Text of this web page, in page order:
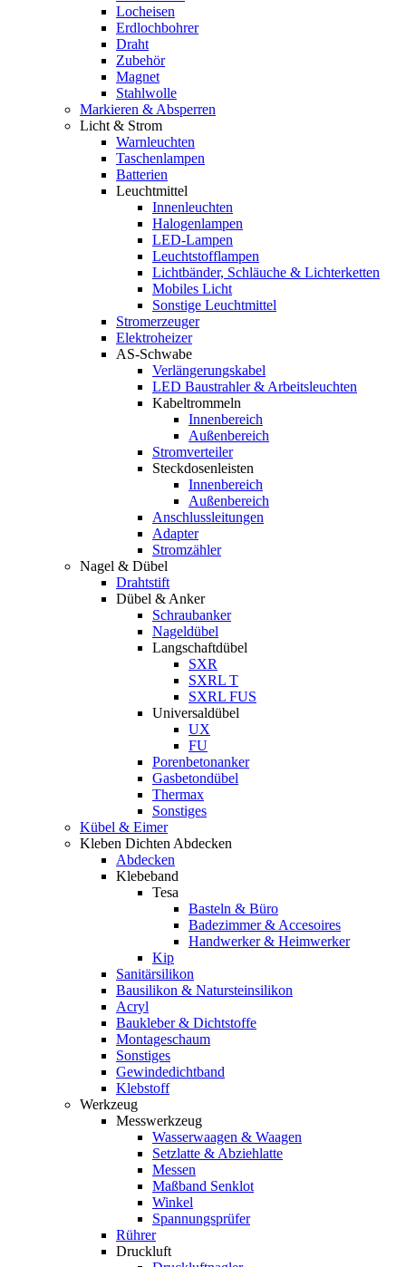
Locheisen
Erdlochbohrer
Draht
Zubehör
Magnet
Stahlwolle
Markieren & Absperren
Licht & Strom
Warnleuchten
Taschenlampen
Batterien
Leuchtmittel
Innenleuchten
Halogenlampen
LED-Lampen
Leuchtstofflampen
Lichtbänder, Schläuche & Lichterketten
Mobiles Licht
Sonstige Leuchtmittel
Stromerzeuger
Elektroheizer
AS-Schwabe
Verlängerungskabel
LED Baustrahler & Arbeitsleuchten
Kabeltrommeln
Innenbereich
Außenbereich
Stromverteiler
Steckdosenleisten
Innenbereich
Außenbereich
Anschlussleitungen
Adapter
Stromzähler
Nagel & Dübel
Drahtstift
Dübel & Anker
Schraubanker
Nageldübel
Langschaftdübel
SXR
SXRL T
SXRL FUS
Universaldübel
UX
FU
Porenbetonanker
Gasbetondübel
Thermax
Sonstiges
Kübel & Eimer
Kleben Dichten Abdecken
Abdecken
Klebeband
Tesa
Basteln & Büro
Badezimmer & Accesoires
Handwerker & Heimwerker
Kip
Sanitärsilikon
Bausilikon & Natursteinsilikon
Acryl
Baukleber & Dichtstoffe
Montageschaum
Sonstiges
Gewindedichtband
Klebstoff
Werkzeug
Messwerkzeug
Wasserwaagen & Waagen
Setzlatte & Abziehlatte
Messen
Maßband Senklot
Winkel
Spannungsprüfer
Rührer
Druckluft